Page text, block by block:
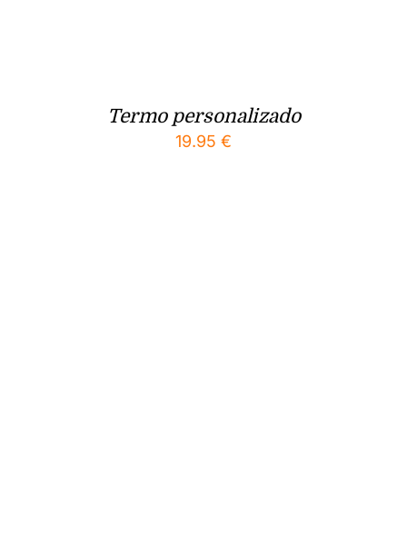
Termo personalizado
19.95 €